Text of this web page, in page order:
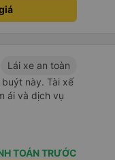
Chúng tôi có
8-10 phút.
tôi rất khuyên
Lái xe an toàn
này. Tài xế
ái và dịch vụ
TOÁN TRƯỚC